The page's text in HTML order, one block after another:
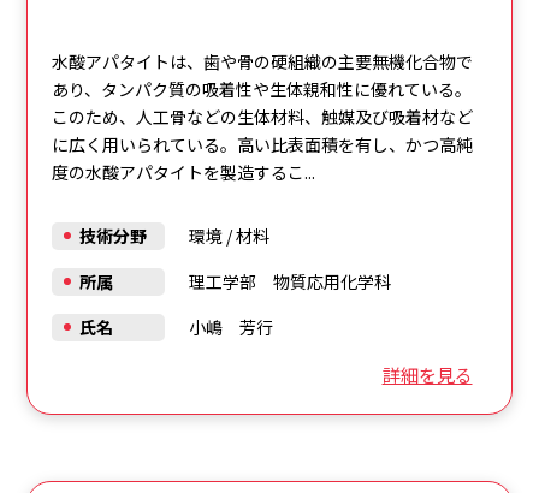
水酸アパタイトは、歯や骨の硬組織の主要無機化合物で
あり、タンパク質の吸着性や生体親和性に優れている。
このため、人工骨などの生体材料、触媒及び吸着材など
に広く用いられている。高い比表面積を有し、かつ高純
度の水酸アパタイトを製造するこ...
詳細を見る
技術分野 環境/材料
所属
理工学部 物質応用化学科
氏名
小嶋 芳行